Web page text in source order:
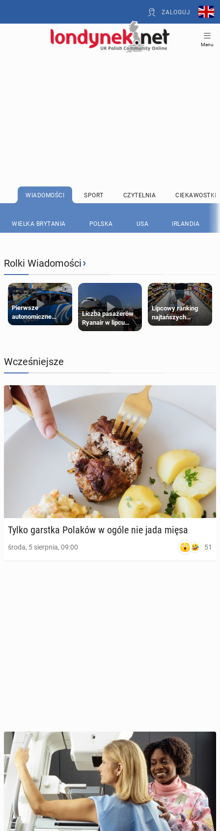
ZALOGUJ
Menu
WIADOMOŚCI SPORT CZYTELNIA CIEKAWOSTKI
WIELKA BRYTANIA POLSKA USA IRLANDIA
Rolki Wiadomości›
Pierwsze
autonomiczne
Ubery pojawią się
Liczba pasażerów
Ryanair w lipcu
pobiła rekord
Lipcowy ranking
najtańszych
supermarketów
Wcześniejsze
Tylko garstka Polaków w ogóle nie jada mięsa
środa, 5 sierpnia, 09:00 51